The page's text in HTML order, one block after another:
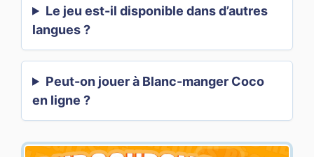
Le jeu est-il disponible dans d’autres
langues ?
Peut-on jouer à Blanc-manger Coco
en ligne ?